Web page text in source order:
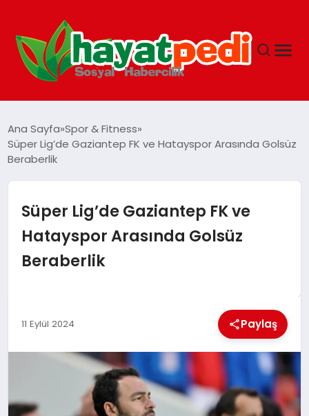
YAŞAM
GUNCEL
SAĞLIK
BESLENME
EKONOMI
Ana Sayfa Spor & Fitness
Süper Lig’de Gaziantep FK ve Hatayspor Arasında Golsüz
Beraberlik
Süper Lig’de Gaziantep FK ve
Hatayspor Arasında Golsüz
Beraberlik
11 Eylül 2024 Paylaş